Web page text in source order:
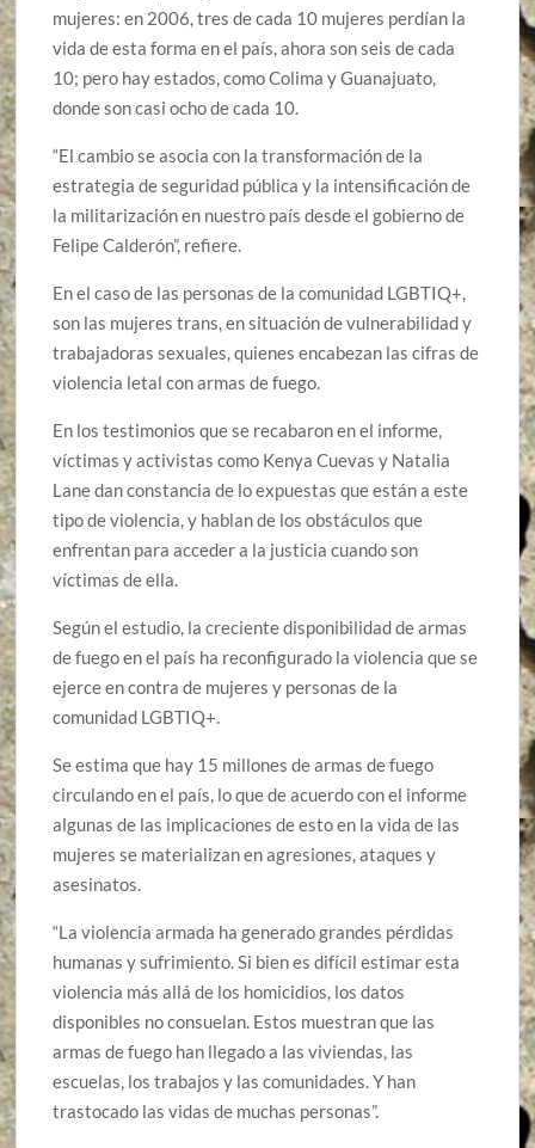
mujeres: en 2006, tres de cada 10 mujeres perdían la
vida de esta forma en el país, ahora son seis de cada
10; pero hay estados, como Colima y Guanajuato,
donde son casi ocho de cada 10.
“El cambio se asocia con la transformación de la
estrategia de seguridad pública y la intensificación de
la militarización en nuestro país desde el gobierno de
Felipe Calderón”, refiere.
En el caso de las personas de la comunidad LGBTIQ+,
son las mujeres trans, en situación de vulnerabilidad y
trabajadoras sexuales, quienes encabezan las cifras de
violencia letal con armas de fuego.
En los testimonios que se recabaron en el informe,
víctimas y activistas como Kenya Cuevas y Natalia
Lane dan constancia de lo expuestas que están a este
tipo de violencia, y hablan de los obstáculos que
enfrentan para acceder a la justicia cuando son
víctimas de ella.
Según el estudio, la creciente disponibilidad de armas
de fuego en el país ha reconfigurado la violencia que se
ejerce en contra de mujeres y personas de la
comunidad LGBTIQ+.
Se estima que hay 15 millones de armas de fuego
circulando en el país, lo que de acuerdo con el informe
algunas de las implicaciones de esto en la vida de las
mujeres se materializan en agresiones, ataques y
asesinatos.
“La violencia armada ha generado grandes pérdidas
humanas y sufrimiento. Si bien es difícil estimar esta
violencia más allá de los homicidios, los datos
disponibles no consuelan. Estos muestran que las
armas de fuego han llegado a las viviendas, las
escuelas, los trabajos y las comunidades. Y han
trastocado las vidas de muchas personas”.